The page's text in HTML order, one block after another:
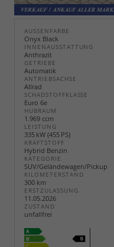
AUSSENFARBE
Onyx Black
INNENAUSSTATTUNG
Anthrazit
GETRIEBE
Automatik
ANTRIEBSACHSE
Allrad
SCHADSTOFFKLASSE
Euro 6e
HUBRAUM
1.969 ccm
LEISTUNG
335 kW (455 PS)
KRAFTSTOFF
Hybrid Benzin
KATEGORIE
SUV/Geländewagen/Pickup
KILOMETERSTAND
300 km
ERSTZULASSUNG
11.05.2026
ZUSTAND
unfallfrei